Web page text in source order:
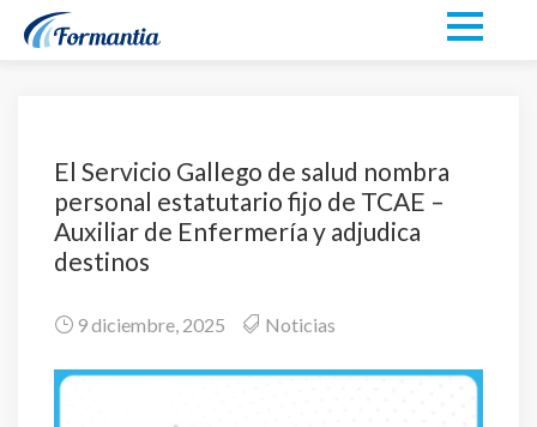
El Servicio Gallego de salud nombra
personal estatutario fijo de TCAE –
Auxiliar de Enfermería y adjudica
destinos
9 diciembre, 2025 Noticias